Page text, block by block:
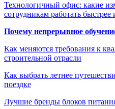
Технологичный офис: какие
сотрудникам работать быстрее
Почему непрерывное
Как меняются требования к
строительной отрасли
Как выбрать летнее
поездке
Лучшие бренды блоков